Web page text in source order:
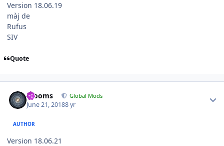
Version 18.06.19
màj de
Rufus
SIV
Quote
mooms Global Mods
June 21, 20188 yr
AUTHOR
Version 18.06.21